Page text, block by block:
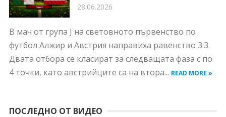
28.06.2026
В мач от група J на световното първенство по
футбол Алжир и Австрия направиха равенство 3:3.
Двата отбора се класират за следващата фаза с по
4 точки, като австрийците са на втора... READ MORE »
ПОСЛЕДНО ОТ ВИДЕО